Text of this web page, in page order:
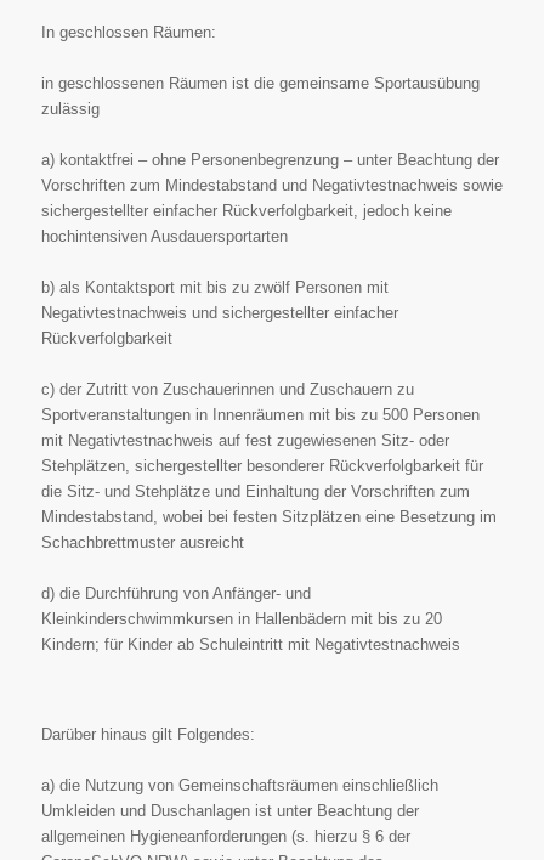
In geschlossen Räumen:
in geschlossenen Räumen ist die gemeinsame Sportausübung
zulässig
a) kontaktfrei – ohne Personenbegrenzung – unter Beachtung der
Vorschriften zum Mindestabstand und Negativtestnachweis sowie
sichergestellter einfacher Rückverfolgbarkeit, jedoch keine
hochintensiven Ausdauersportarten
b) als Kontaktsport mit bis zu zwölf Personen mit
Negativtestnachweis und sichergestellter einfacher
Rückverfolgbarkeit
c) der Zutritt von Zuschauerinnen und Zuschauern zu
Sportveranstaltungen in Innenräumen mit bis zu 500 Personen
mit Negativtestnachweis auf fest zugewiesenen Sitz- oder
Stehplätzen, sichergestellter besonderer Rückverfolgbarkeit für
die Sitz- und Stehplätze und Einhaltung der Vorschriften zum
Mindestabstand, wobei bei festen Sitzplätzen eine Besetzung im
Schachbrettmuster ausreicht
d) die Durchführung von Anfänger- und
Kleinkinderschwimmkursen in Hallenbädern mit bis zu 20
Kindern; für Kinder ab Schuleintritt mit Negativtestnachweis
Darüber hinaus gilt Folgendes:
a) die Nutzung von Gemeinschaftsräumen einschließlich
Umkleiden und Duschanlagen ist unter Beachtung der
allgemeinen Hygieneanforderungen (s. hierzu § 6 der